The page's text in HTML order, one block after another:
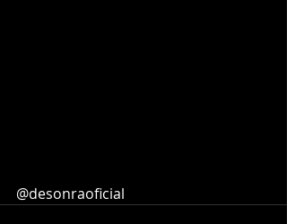
@desonraoficial